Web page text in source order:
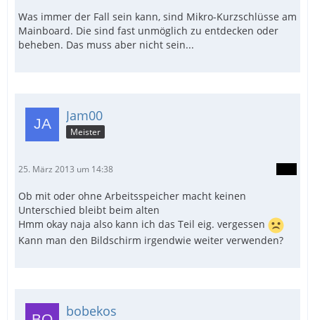
Was immer der Fall sein kann, sind Mikro-Kurzschlüsse am
Mainboard. Die sind fast unmöglich zu entdecken oder
beheben. Das muss aber nicht sein...
Jam00
Meister
25. März 2013 um 14:38
Ob mit oder ohne Arbeitsspeicher macht keinen
Unterschied bleibt beim alten
Hmm okay naja also kann ich das Teil eig. vergessen
Kann man den Bildschirm irgendwie weiter verwenden?
bobekos